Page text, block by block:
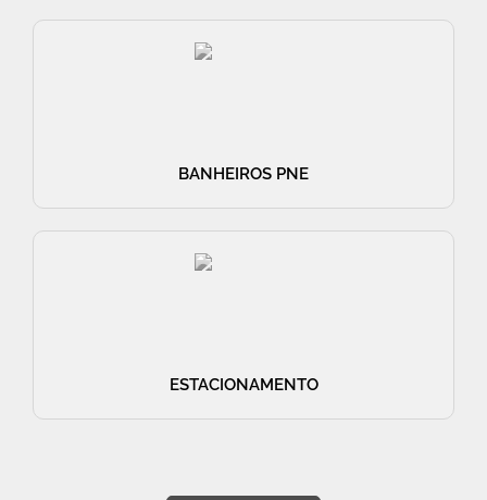
BANHEIROS PNE
ESTACIONAMENTO